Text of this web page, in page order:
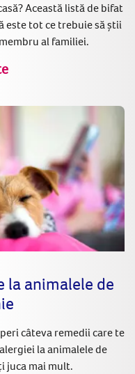
Această listă de bifat
este tot ce trebuie să știi
al familiei.
la animalele de
câteva remedii care te
la animalele de
juca mai mult.